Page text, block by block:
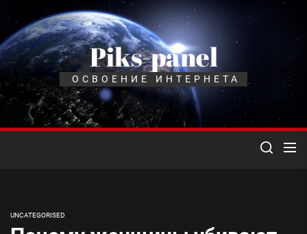
Перейти
содержимому
Piks-panel
ОСВОЕНИЕ ИНТЕРНЕТА
UNCATEGORISED